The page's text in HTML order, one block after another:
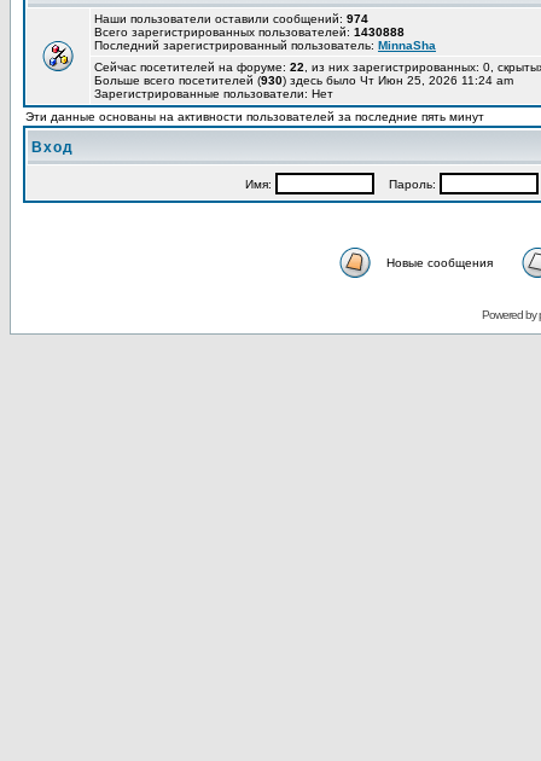
Наши пользователи оставили сообщений: 974
Всего зарегистрированных пользователей: 1430888
Последний зарегистрированный пользователь: MinnaSha
Сейчас посетителей на форуме: 22 , из них зарегистрированных: 0,
Больше всего посетителей (930) здесь было Чт Июн 25, 2026 11:24 am
Зарегистрированные пользователи: Нет
Эти данные основаны на активности пользователей за последние пять минут
Вход
Имя: Пароль:
Новые сообщения
Powered by